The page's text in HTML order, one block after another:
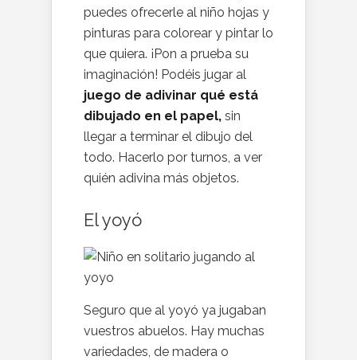
puedes ofrecerle al niño hojas y
pinturas para colorear y pintar lo
que quiera. ¡Pon a prueba su
imaginación! Podéis jugar al
juego de adivinar qué está
dibujado en el papel, sin
llegar a terminar el dibujo del
todo. Hacerlo por turnos, a ver
quién adivina más objetos.
El yoyó
Seguro que al yoyó ya jugaban
vuestros abuelos. Hay muchas
variedades, de madera o